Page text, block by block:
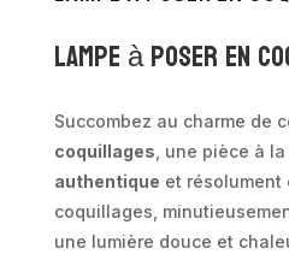
Lampe à poser en
Succombez au charme de
coquillages , une pièce à
authentique et résolument
coquillages,
une lumière douce et